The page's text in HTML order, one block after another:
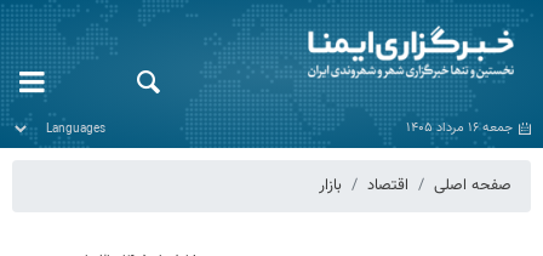
جمعه ۱۶ مرداد ۱۴۰۵
صفحه اصلی اقتصاد بازار